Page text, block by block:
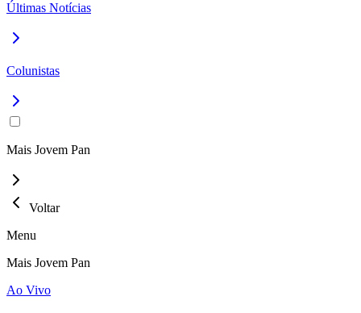
Últimas Notícias
Colunistas
Mais Jovem Pan
Voltar
Menu
Mais Jovem Pan
Ao Vivo